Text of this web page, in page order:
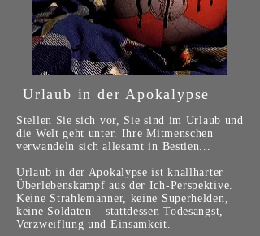
Urlaub in der Apokalypse
Stellen Sie sich vor, Sie sind im Urlaub und
die Welt geht unter. Ihre Mitmenschen
verwandeln sich allesamt in Bestien...
Urlaub in der Apokalypse ist knallharter
Überlebenskampf aus der Ich-Perspektive.
Keine Strahlemänner, keine Superhelden,
keine Soldaten – stattdessen Todesangst,
Verzweiflung und Einsamkeit.